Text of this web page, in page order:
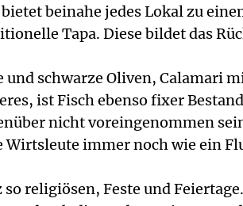
beinahe jedes Lokal zu
Tapa. Diese bildet das
schwarze Oliven, Calamari
ist Fisch ebenso fixer
nicht voreingenommen
immer noch wie ein
religiösen, Feste und